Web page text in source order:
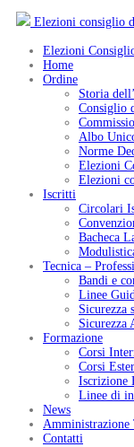
Elezioni consiglio
Elezioni
Home
Ordine
Storia
Consiglio
Albo
Norme
Elezioni
Elezioni
Iscritti
Circolari
Bacheca
Tecnica –
Bandi e
Linee
Sicurezza
Sicurezza
Formazione
Corsi
Corsi
Iscrizione
Linee di
News
Amministrazione
Contatti